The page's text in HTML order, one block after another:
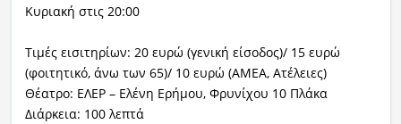
Κυριακή στις 20:00
Τιμές εισιτηρίων: 20 ευρώ (γενική είσοδος)/ 15 ευρώ
(φοιτητικό, άνω των 65)/ 10 ευρώ (ΑΜΕΑ, Ατέλειες)
Θέατρο: ΕΛΕΡ – Ελένη Ερήμου, Φρυνίχου 10 Πλάκα
Διάρκεια: 100 λεπτά